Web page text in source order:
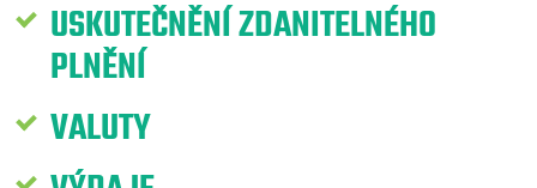
USKUTEČNĚNÍ ZDANITELNÉHO
PLNĚNÍ
VALUTY